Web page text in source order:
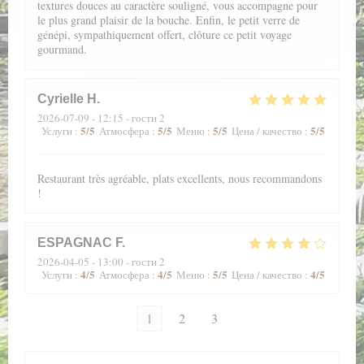
textures douces au caractère souligné, vous accompagne pour
le plus grand plaisir de la bouche. Enfin, le petit verre de
génépi, sympathiquement offert, clôture ce petit voyage
gourmand.
Cyrielle H
2026-07-09 - 12:15 - гости 2
Услуги : 5/5 Атмосфера : 5/5 Меню : 5/5 Цена / качество : 5/5
Restaurant très agréable, plats excellents, nous recommandons
!
ESPAGNAC F
2026-04-05 - 13:00 - гости 2
Услуги : 4/5 Атмосфера : 4/5 Меню : 5/5 Цена / качество : 4/5
1 2 3